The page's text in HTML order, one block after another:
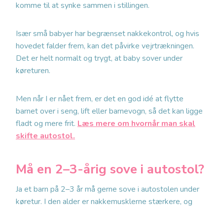
komme til at synke sammen i stillingen.
Især små babyer har begrænset nakkekontrol, og hvis
hovedet falder frem, kan det påvirke vejrtrækningen.
Det er helt normalt og trygt, at baby sover under
køreturen.
Men når I er nået frem, er det en god idé at flytte
barnet over i seng, lift eller barnevogn, så det kan ligge
fladt og mere frit. Læs mere om hvornår man skal
skifte autostol.
Må en 2–3-årig sove i autostol?
Ja et barn på 2–3 år må gerne sove i autostolen under
køretur. I den alder er nakkemusklerne stærkere, og